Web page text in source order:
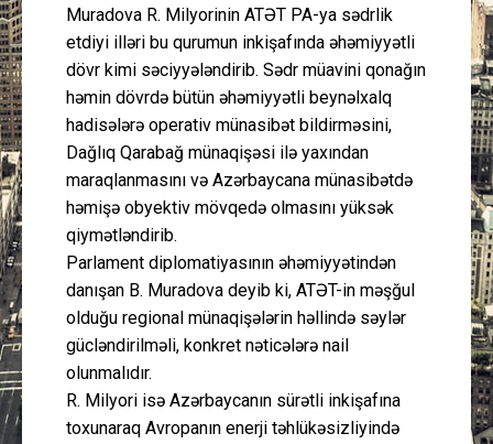
Muradova R. Milyorinin ATƏT PA-ya sədrlik
etdiyi illəri bu qurumun inkişafında əhəmiyyətli
dövr kimi səciyyələndirib. Sədr müavini qonağın
həmin dövrdə bütün əhəmiyyətli beynəlxalq
hadisələrə operativ münasibət bildirməsini,
Dağlıq Qarabağ münaqişəsi ilə yaxından
maraqlanmasını və Azərbaycana münasibətdə
həmişə obyektiv mövqedə olmasını yüksək
qiymətləndirib.
Parlament diplomatiyasının əhəmiyyətindən
danışan B. Muradova deyib ki, ATƏT-in məşğul
olduğu regional münaqişələrin həllində səylər
gücləndirilməli, konkret nəticələrə nail
olunmalıdır.
R. Milyori isə Azərbaycanın sürətli inkişafına
toxunaraq Avropanın enerji təhlükəsizliyində